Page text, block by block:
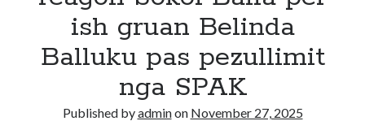
ish gruan Belinda
Balluku pas pezullimit
nga SPAK
Published byadminon November 27, 2025